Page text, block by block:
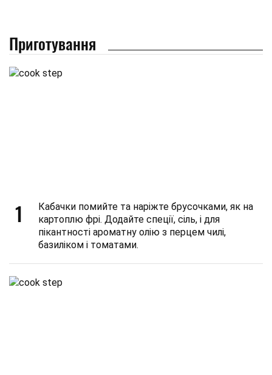
Приготування
1
Кабачки помийте та наріжте брусочками, як на
картоплю фрі. Додайте спеції, сіль, і для
пікантності ароматну олію з перцем чилі,
базиліком і томатами.